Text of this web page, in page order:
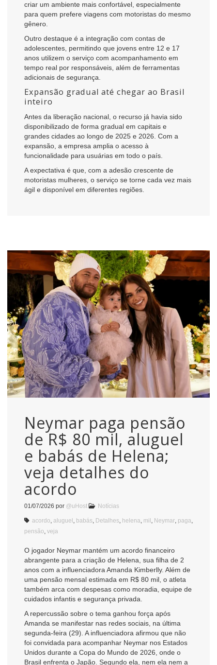
criar um ambiente mais confortável, especialmente
para quem prefere viagens com motoristas do mesmo
gênero.
Outro destaque é a integração com contas de
adolescentes, permitindo que jovens entre 12 e 17
anos utilizem o serviço com acompanhamento em
tempo real por responsáveis, além de ferramentas
adicionais de segurança.
Expansão gradual até chegar ao Brasil
inteiro
Antes da liberação nacional, o recurso já havia sido
disponibilizado de forma gradual em capitais e
grandes cidades ao longo de 2025 e 2026. Com a
expansão, a empresa amplia o acesso à
funcionalidade para usuárias em todo o país.
A expectativa é que, com a adesão crescente de
motoristas mulheres, o serviço se torne cada vez mais
ágil e disponível em diferentes regiões.
Neymar paga pensão
de R$ 80 mil, aluguel
e babás de Helena;
veja detalhes do
acordo
01/07/2026 por @uHost Notícias
acordo, aluguel , babás, Detalhes, helena, mil , Neymar, paga,
pensão, veja
O jogador Neymar mantém um acordo financeiro
abrangente para a criação de Helena, sua filha de 2
anos com a influenciadora Amanda Kimberlly. Além de
uma pensão mensal estimada em R$ 80 mil, o atleta
também arca com despesas como moradia, equipe de
cuidados infantis e segurança privada.
A repercussão sobre o tema ganhou força após
Amanda se manifestar nas redes sociais, na última
segunda-feira (29). A influenciadora afirmou que não
foi convidada para acompanhar Neymar nos Estados
Unidos durante a Copa do Mundo de 2026, onde o
Brasil enfrenta o Japão. Segundo ela, nem ela nem a